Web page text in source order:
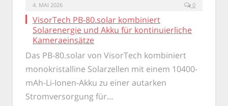
4. MAI 2026 0
VisorTech PB-80.solar kombiniert
Solarenergie und Akku für kontinuierliche
Kameraeinsätze
Das PB-80.solar von VisorTech kombiniert
monokristalline Solarzellen mit einem 10400-
mAh-Li-Ionen-Akku zu einer autarken
Stromversorgung für…